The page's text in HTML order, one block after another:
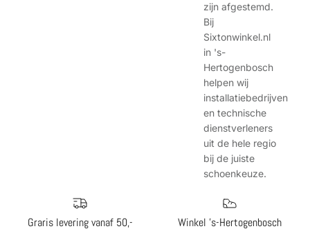
zijn afgestemd.
Bij
Sixtonwinkel.nl
in 's-
Hertogenbosch
helpen wij
installatiebedrijven
en technische
dienstverleners
uit de hele regio
bij de juiste
schoenkeuze.
Graris levering vanaf 50,- Winkel 's-Hertogenbosch